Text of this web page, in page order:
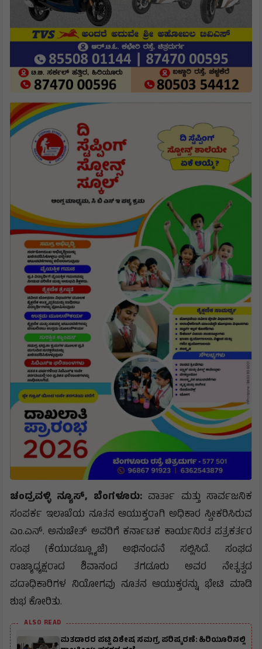
ಚಂದ್ರವಳ್ಳಿ ನ್ಯೂಸ್, ಬೆಂಗಳೂರು: ವಾರ್ತಾ ಮತ್ತು ಸಾರ್ವಜನಿಕ
ಸಂಪರ್ಕ ಇಲಾಖೆಯ ನೂತನ ಆಯುಕ್ತರಾಗಿ ಅಧಿಕಾರ ಸ್ವೀಕರಿಸಿರುವ
ಎಂ.ಎನ್. ಅನುಚೇತ್ ಅವರಿಗೆ ಕರ್ನಾಟಕ ಕಾರ್ಯನಿರತ ಪತ್ರಕರ್ತರ
ಸಂಘ (ಕೆಯುಡಬ್ಲ್ಯೂಜೆ) ಅಭಿನಂದನೆ ಸಲ್ಲಿಸಿದೆ. ಸಂಘದ
ರಾಜ್ಯಾಧ್ಯಕ್ಷರಾದ ಶಿವಾನಂದ ತಗಡೂರು ಅವರ ನೇತೃತ್ವದ
ಪದಾಧಿಕಾರಿಗಳ ನಿಯೋಗವು ನೂತನ ಆಯುಕ್ತರನ್ನು ಭೇಟಿ ಮಾಡಿ
ಶುಭ ಕೋರಿತು.
ALSO READ
ಮತದಾರರ ಪಟ್ಟಿ ವಿಶೇಷ ಸಮಗ್ರ ಪರಿಷ್ಕರಣೆ: ಹಿರಿಯೂರಿನಲ್ಲಿ